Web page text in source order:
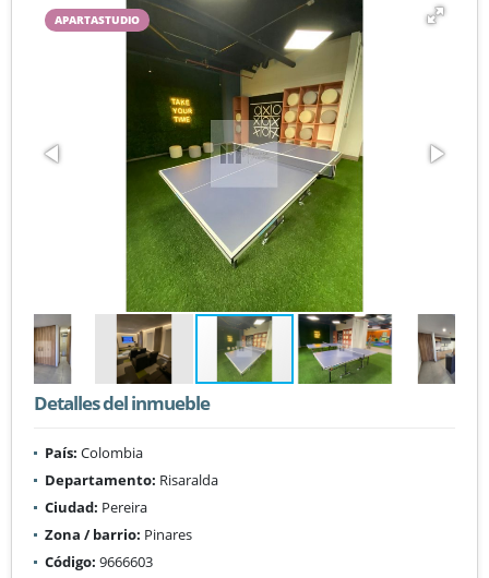
APARTASTUDIO
Detalles del inmueble
País: Colombia
Departamento: Risaralda
Ciudad: Pereira
Zona / barrio: Pinares
Código: 9666603